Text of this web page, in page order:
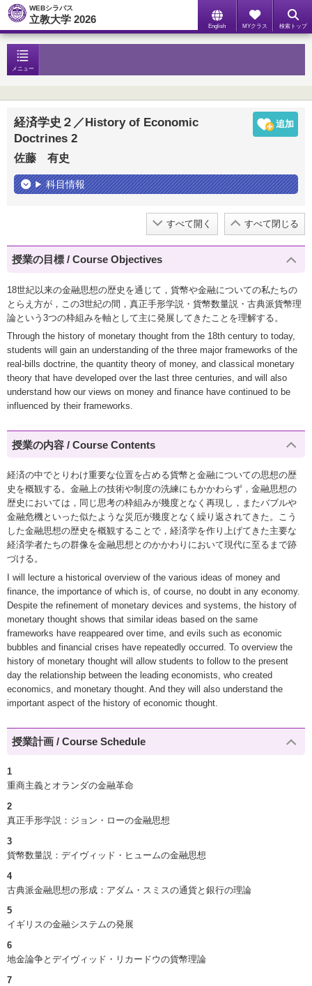
WEBシラバス
立教大学 2026
English MYクラス 検索トップ
メニュー
経済学史２／History of Economic
Doctrines 2
佐藤 有史
科目情報
すべて開く すべて閉じる
授業の目標 / Course Objectives
18世紀以来の金融思想の歴史を通じて，貨幣や金融についての私たちの
とらえ方が，この3世紀の間，真正手形学説・貨幣数量説・古典派貨幣理
論という3つの枠組みを軸として主に発展してきたことを理解する。
Through the history of monetary thought from the 18th century to today,
students will gain an understanding of the three major frameworks of the
real-bills doctrine, the quantity theory of money, and classical monetary
theory that have developed over the last three centuries, and will also
understand how our views on money and finance have continued to be
influenced by their frameworks.
授業の内容 / Course Contents
経済の中でとりわけ重要な位置を占める貨幣と金融についての思想の歴
史を概観する。金融上の技術や制度の洗練にもかかわらず，金融思想の
歴史においては，同じ思考の枠組みが幾度となく再現し，またバブルや
金融危機といった似たような災厄が幾度となく繰り返されてきた。こう
した金融思想の歴史を概観することで，経済学を作り上げてきた主要な
経済学者たちの群像を金融思想とのかかわりにおいて現代に至るまで跡
づける。
I will lecture a historical overview of the various ideas of money and
finance, the importance of which is, of course, no doubt in any economy.
Despite the refinement of monetary devices and systems, the history of
monetary thought shows that similar ideas based on the same
frameworks have reappeared over time, and evils such as economic
bubbles and financial crises have repeatedly occurred. To overview the
history of monetary thought will allow students to follow to the present
day the relationship between the leading economists, who created
economics, and monetary thought. And they will also understand the
important aspect of the history of economic thought.
授業計画 / Course Schedule
1
重商主義とオランダの金融革命
2
真正手形学説：ジョン・ローの金融思想
3
貨幣数量説：デイヴィッド・ヒュームの金融思想
4
古典派金融思想の形成：アダム・スミスの通貨と銀行の理論
5
イギリスの金融システムの発展
6
地金論争とデイヴィッド・リカードウの貨幣理論
7